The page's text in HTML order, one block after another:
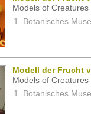
Models of
Botanisches
Modell der Frucht
Models of
Botanisches